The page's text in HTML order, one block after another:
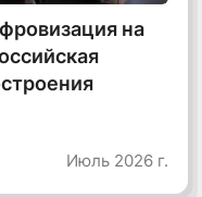
на
Июль 2026 г.